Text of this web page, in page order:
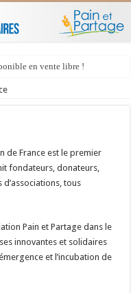
en vente libre !
de France est le premier
fondateurs, donateurs,
tous
Pain et Partage dans le
innovantes et solidaires
et l’incubation de